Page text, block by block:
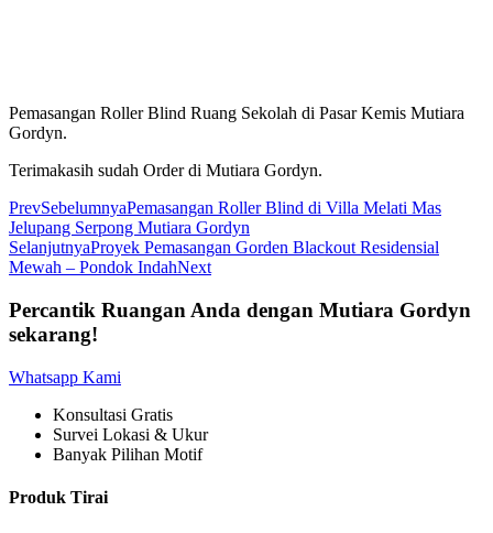
Pemasangan Roller Blind Ruang Sekolah di Pasar Kemis Mutiara
Gordyn.
Terimakasih sudah Order di Mutiara Gordyn.
PrevSebelumnyaPemasangan Roller Blind di Villa Melati Mas
Jelupang Serpong Mutiara Gordyn
SelanjutnyaProyek Pemasangan Gorden Blackout Residensial
Mewah – Pondok IndahNext
Percantik Ruangan Anda dengan Mutiara Gordyn
sekarang!
Whatsapp Kami
Konsultasi Gratis
Survei Lokasi & Ukur
Banyak Pilihan Motif
Produk Tirai